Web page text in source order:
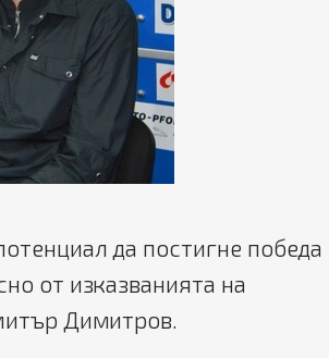
да постигне победа
от изказванията на
Димитров.